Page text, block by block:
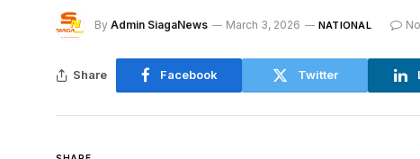
By Admin SiagaNews March 3, 2026 NATIONAL
Share Facebook Twitter